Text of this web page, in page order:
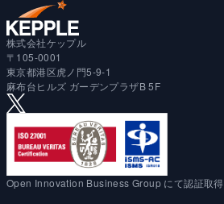
株式会社ケップル
〒105-0001
東京都港区虎ノ門5-9-1
麻布台ヒルズ ガーデンプラザB 5F
Open Innovation Business Group にて認証取得